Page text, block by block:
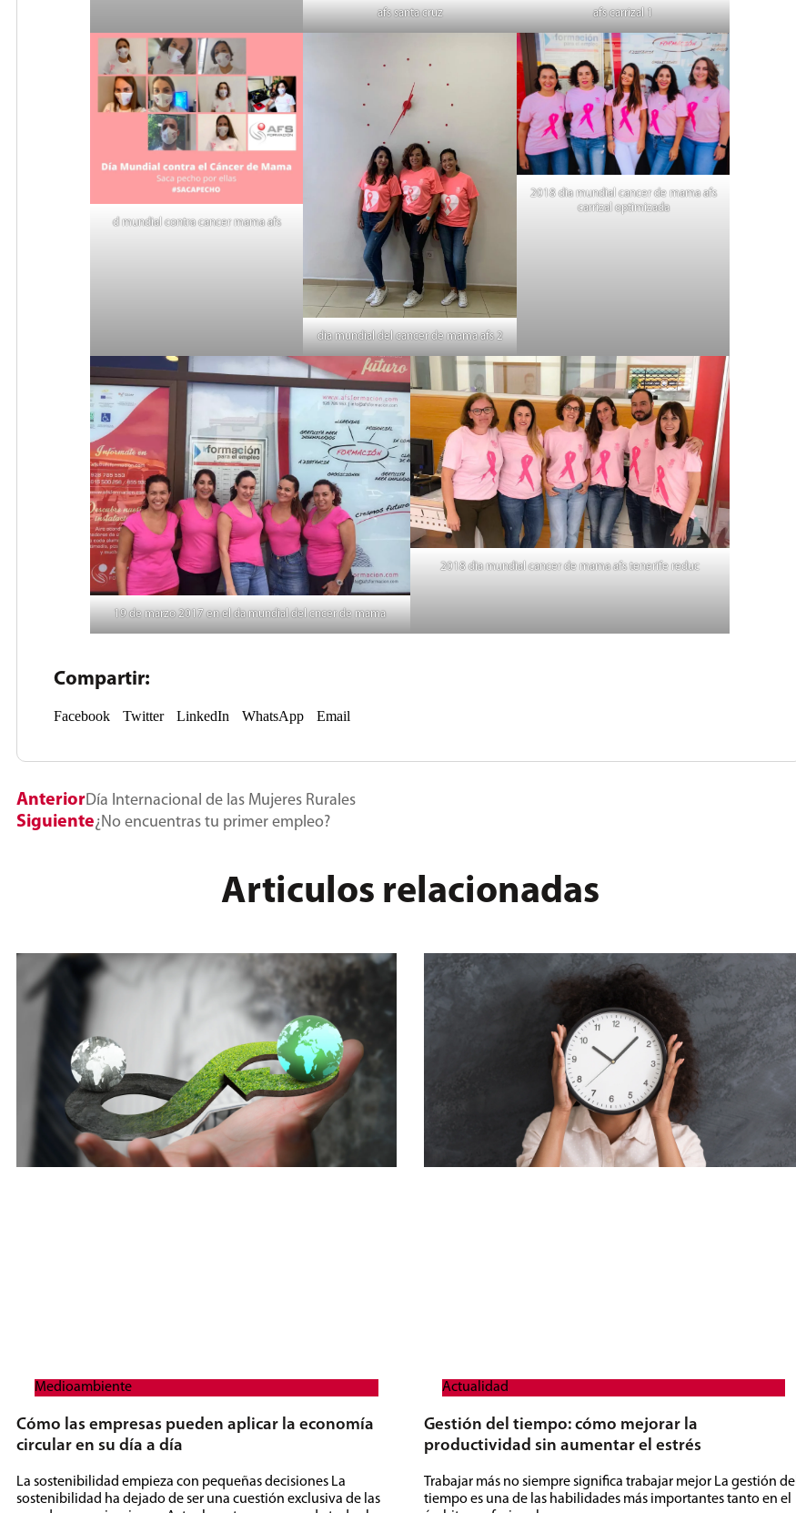
afs santa cruz afs carrizal 1
d mundial contra cancer mama afs
dia mundial del cancer de mama afs 2
2018 dia mundial cancer de mama afs
carrizal optimizada
19 de marzo 2017 en el da mundial del cncer de mama
2018 dia mundial cancer de mama afs tenerife reduc
Compartir:
Facebook Twitter LinkedIn WhatsApp Email
AnteriorDía Internacional de las Mujeres Rurales
Siguiente¿No encuentras tu primer empleo?
Articulos relacionadas
Medioambiente
Cómo las empresas pueden aplicar la economía
circular en su día a día
La sostenibilidad empieza con pequeñas decisiones La
sostenibilidad ha dejado de ser una cuestión exclusiva de las
Actualidad
Gestión del tiempo: cómo mejorar la
productividad sin aumentar el estrés
Trabajar más no siempre significa trabajar mejor La gestión del
tiempo es una de las habilidades más importantes tanto en el